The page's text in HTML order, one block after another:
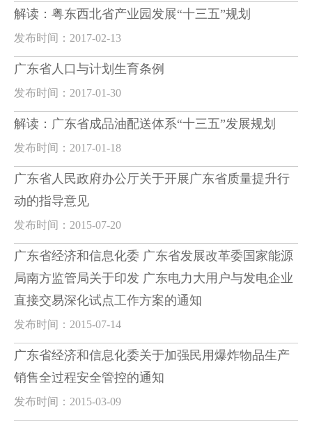
解读：粤东西北省产业园发展“十三五”规划
发布时间：2017-02-13
广东省人口与计划生育条例
发布时间：2017-01-30
解读：广东省成品油配送体系“十三五”发展规划
发布时间：2017-01-18
广东省人民政府办公厅关于开展广东省质量提升行
动的指导意见
发布时间：2015-07-20
广东省经济和信息化委 广东省发展改革委国家能源
局南方监管局关于印发 广东电力大用户与发电企业
直接交易深化试点工作方案的通知
发布时间：2015-07-14
广东省经济和信息化委关于加强民用爆炸物品生产
销售全过程安全管控的通知
发布时间：2015-03-09